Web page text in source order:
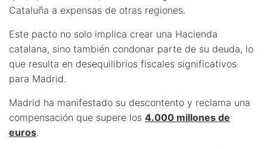
Cataluña a expensas de otras regiones.
Este pacto no solo implica crear una Hacienda
catalana, sino también condonar parte de su deuda, lo
que resulta en desequilibrios fiscales significativos
para Madrid.
Madrid ha manifestado su descontento y reclama una
compensación que supere los 4.000 millones de
euros.